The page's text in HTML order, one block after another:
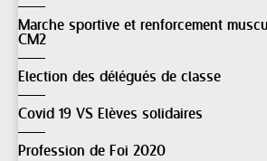
Marche sportive et renforcement
CM2
Election des délégués de classe
Covid 19 VS Elèves solidaires
Profession de Foi 2020